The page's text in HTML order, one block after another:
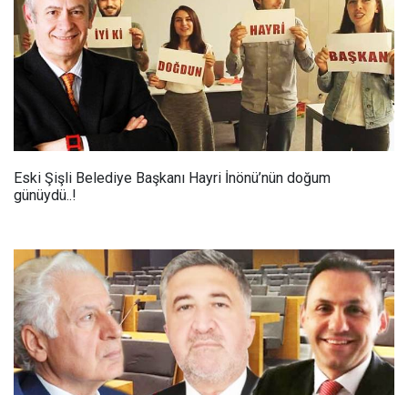
Eski Şişli Belediye Başkanı Hayri İnönü’nün doğum
günüydü..!